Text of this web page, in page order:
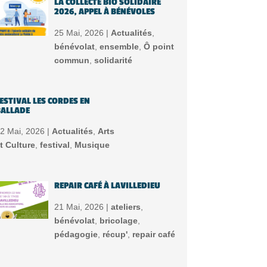
LA COLLECTE BIO SOLIDAIRE
2026, APPEL À BÉNÉVOLES
25 Mai, 2026 | Actualités
bénévolat, ensemble, Ô point
commun solidarité
LES CORDES EN
Mai, 2026 | Actualités, Arts
Culture, festival, Musique
REPAIR CAFÉ À LAVILLEDIEU
21 Mai, 2026 | ateliers
bénévolat, bricolage,
pédagogie, récup', repair café